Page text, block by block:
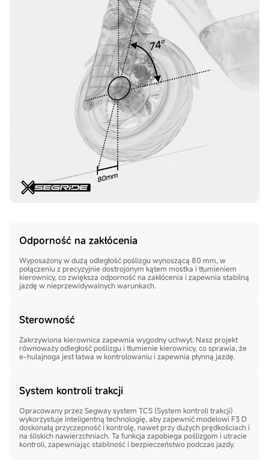
Odporność na zakłócenia
Wyposażony w dużą odległość poślizgu wynoszącą 80 mm, w
połączeniu z precyzyjnie dostrojonym kątem mostka i tłumieniem
kierownicy, co zwiększa odporność na zakłócenia i zapewnia stabilną
jazdę w nieprzewidywalnych warunkach.
Sterowność
Zakrzywiona kierownica zapewnia wygodny uchwyt. Nasz projekt
równoważy odległość poślizgu i tłumienie kierownicy, co sprawia, że
e-hulajnoga jest łatwa w kontrolowaniu i zapewnia płynną jazdę.
System kontroli trakcji
Opracowany przez Segway system TCS (System kontroli trakcji)
wykorzystuje inteligentną technologię, aby zapewnić modelowi F3 D
doskonałą przyczepność i kontrolę, nawet przy dużych prędkościach i
na śliskich nawierzchniach. Ta funkcja zapobiega poślizgom i utracie
kontroli, zapewniając stabilność i bezpieczeństwo podczas jazdy.